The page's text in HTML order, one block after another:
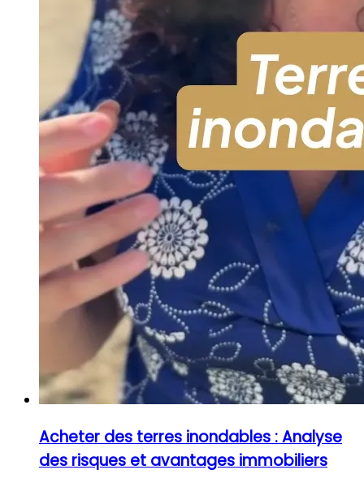
Acheter des terres inondables : Analyse
des risques et avantages immobiliers